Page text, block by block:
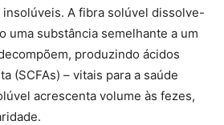
A fibra solúvel dissolve-
uma substância semelhante a um
produzindo ácidos
(SCFAs) – vitais para a saúde
acrescenta volume às fezes,